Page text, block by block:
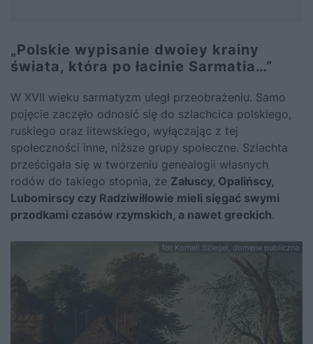
„Polskie wypisanie dwoiey krainy
świata, która po łacinie Sarmatia…”
W XVII wieku sarmatyzm uległ przeobrażeniu. Samo
pojęcie zaczęło odnosić się do szlachcica polskiego,
ruskiego oraz litewskiego, wyłączając z tej
społeczności inne, niższe grupy społeczne. Szlachta
prześcigała się w tworzeniu genealogii własnych
rodów do takiego stopnia, że Załuscy, Opalińscy,
Lubomirscy czy Radziwiłłowie mieli sięgać swymi
przodkami czasów rzymskich, a nawet greckich.
fot.Korneli Szlegel, domena publiczna